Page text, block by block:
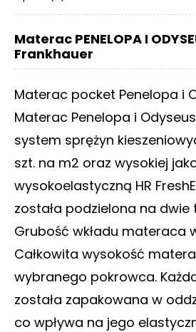
Materac PENELOPA I
Frankhauer
Materac pocket Penelopa i
Materac Penelopa i
system sprężyn
szt. na m2 oraz wysokiej
wysokoelastyczną HR
została podzielona na dwie
Grubość wkładu materaca
Całkowita wysokość
wybranego pokrowca.
została zapakowana w
co wpływa na jego